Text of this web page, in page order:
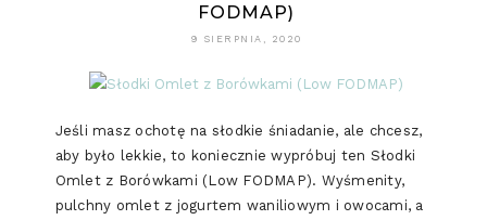
FODMAP)
9 SIERPNIA, 2020
Jeśli masz ochotę na słodkie śniadanie, ale chcesz,
aby było lekkie, to koniecznie wypróbuj ten Słodki
Omlet z Borówkami (Low FODMAP). Wyśmenity,
pulchny omlet z jogurtem waniliowym i owocami, a